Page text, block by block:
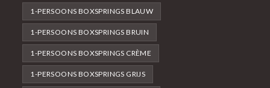
1-PERSOONS BOXSPRINGS BLAUW
1-PERSOONS BOXSPRINGS BRUIN
1-PERSOONS BOXSPRINGS CRÈME
1-PERSOONS BOXSPRINGS GRIJS